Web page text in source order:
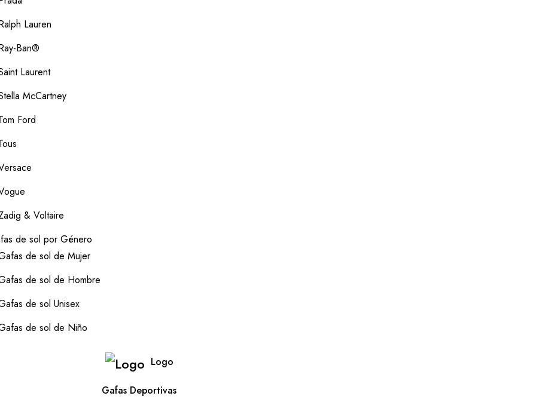
Lauren
Ban®
Laurent
McCartney
Ford
& Voltaire
de sol por Género
de sol de Mujer
de sol de Hombre
de sol Unisex
de sol de Niño
Logo
Gafas Deportivas